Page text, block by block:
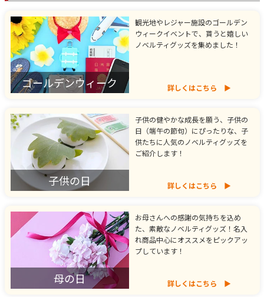
ゴールデンウィーク
観光地やレジャー施設のゴールデン
ウィークイベントで、貰うと嬉しい
ノベルティグッズを集めました！
詳しくはこちら
子供の日
子供の健やかな成長を願う、子供の
日（端午の節句）にぴったりな、子
供たちに人気のノベルティグッズを
ご紹介します！
詳しくはこちら
母の日
お母さんへの感謝の気持ちを込め
た、素敵なノベルティグッズ！名入
れ商品中心にオススメをピックアッ
プしています！
詳しくはこちら